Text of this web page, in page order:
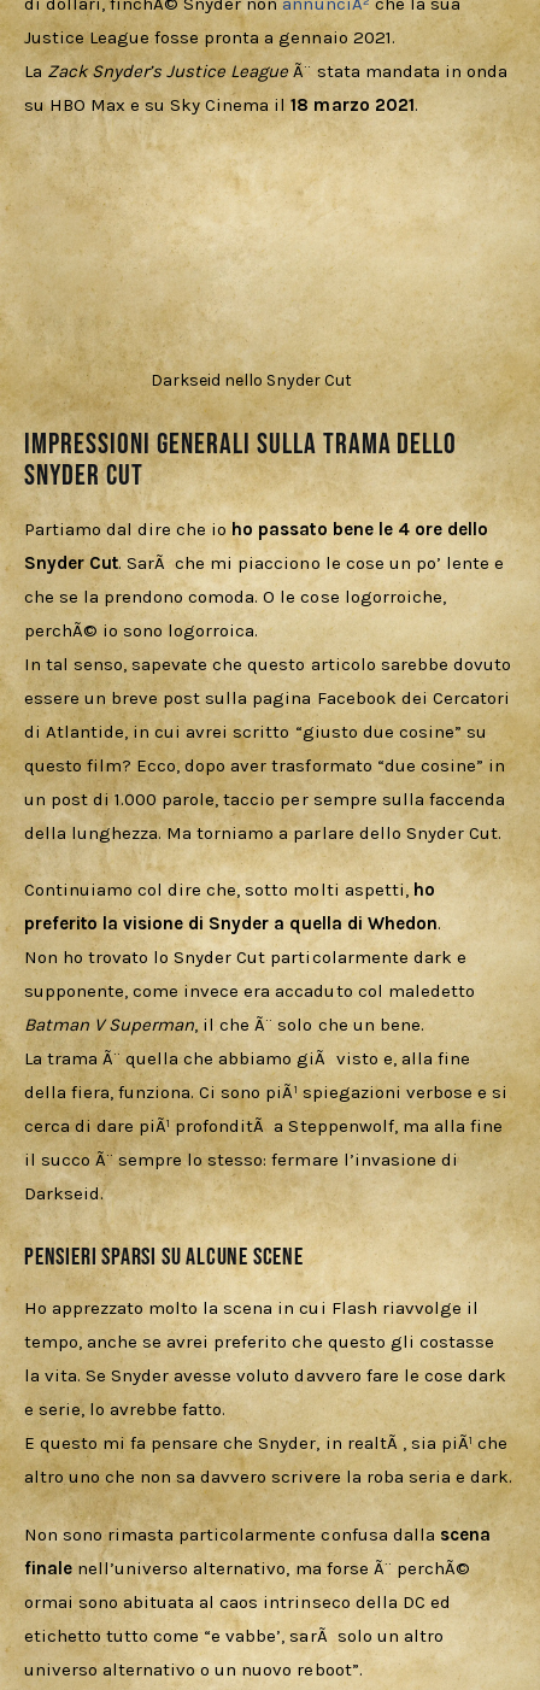
Justice League fosse pronta a gennaio 2021.
La Zack Snyder’s Justice League Ã¨ stata mandata in onda
su HBO Max e su Sky Cinema il 18 marzo 2021.
Darkseid nello Snyder Cut
Impressioni generali sulla trama dello
Snyder Cut
Partiamo dal dire che io ho passato bene le 4 ore dello
Snyder Cut. SarÃ  che mi piacciono le cose un po’ lente e
che se la prendono comoda. O le cose logorroiche,
perchÃ© io sono logorroica.
In tal senso, sapevate che questo articolo sarebbe dovuto
essere un breve post sulla pagina Facebook dei Cercatori
di Atlantide, in cui avrei scritto “giusto due cosine” su
questo film? Ecco, dopo aver trasformato “due cosine” in
un post di 1.000 parole, taccio per sempre sulla faccenda
della lunghezza. Ma torniamo a parlare dello Snyder Cut.
Continuiamo col dire che, sotto molti aspetti, ho
preferito la visione di Snyder a quella di Whedon.
Non ho trovato lo Snyder Cut particolarmente dark e
supponente, come invece era accaduto col maledetto
Batman V Superman, il che Ã¨ solo che un bene.
La trama Ã¨ quella che abbiamo giÃ  visto e, alla fine
della fiera, funziona. Ci sono piÃ¹ spiegazioni verbose e si
cerca di dare piÃ¹ profonditÃ  a Steppenwolf, ma alla fine
il succo Ã¨ sempre lo stesso: fermare l’invasione di
Darkseid.
Pensieri sparsi su alcune scene
Ho apprezzato molto la scena in cui Flash riavvolge il
tempo, anche se avrei preferito che questo gli costasse
la vita. Se Snyder avesse voluto davvero fare le cose dark
e serie, lo avrebbe fatto.
E questo mi fa pensare che Snyder, in realtÃ , sia piÃ¹ che
altro uno che non sa davvero scrivere la roba seria e dark.
Non sono rimasta particolarmente confusa dalla scena
finale nell’universo alternativo, ma forse Ã¨ perchÃ©
ormai sono abituata al caos intrinseco della DC ed
etichetto tutto come “e vabbe’, sarÃ  solo un altro
universo alternativo o un nuovo reboot”.